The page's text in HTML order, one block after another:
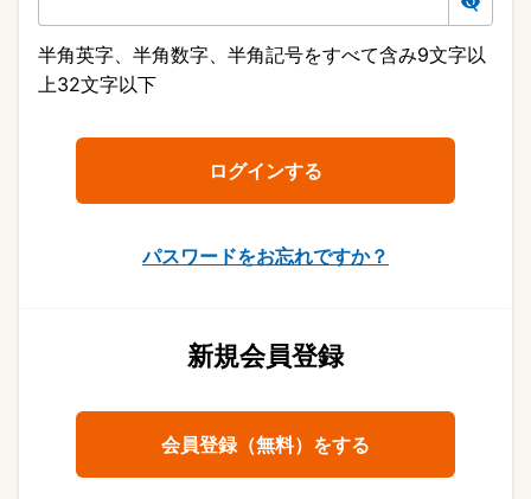
半角英字、半角数字、半角記号をすべて含み9文字以
上32文字以下
パスワードをお忘れですか？
新規会員登録
会員登録（無料）をする